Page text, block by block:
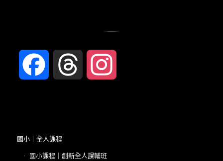
Facebook Threads
國小｜全人課程
國小課程｜創新全人課輔班